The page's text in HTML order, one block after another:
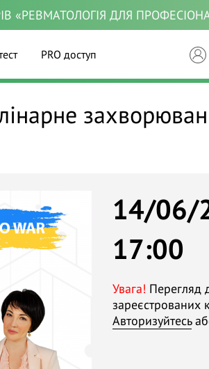
«РЕВМАТОЛОГІЯ ДЛЯ
PRO доступ
14/06/
17:00
Увага! Перегляд
зареєстрованих
Авторизуйтесь